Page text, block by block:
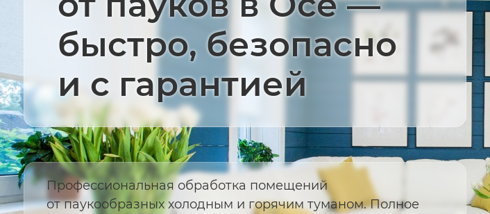
быстро, безопасно
и с гарантией
Профессиональная обработка помещений
от паукообразных холодным и горячим туманом. Полное